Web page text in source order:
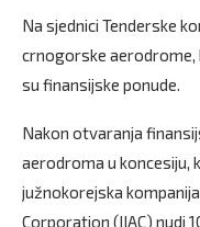
Na sjednici Tenderske
crnogorske aerodrome,
su finansijske ponude.
Nakon otvaranja
aerodroma u koncesiju,
južnokorejska
Corporation (IIAC) nudi